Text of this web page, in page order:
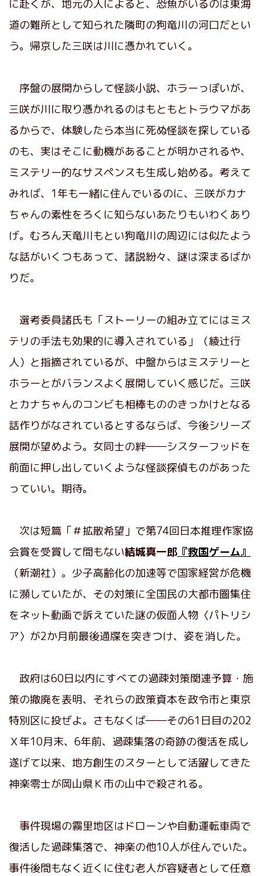
に赴くが、地元の人によると、恐魚がいるのは東海
道の難所として知られた隣町の狗竜川の河口だとい
う。帰京した三咲は川に憑かれていく。
序盤の展開からして怪談小説、ホラーっぽいが、
三咲が川に取り憑かれるのはもともとトラウマがあ
るからで、体験したら本当に死ぬ怪談を探している
のも、実はそこに動機があることが明かされるや、
ミステリー的なサスペンスも生成し始める。考えて
みれば、1年も一緒に住んでいるのに、三咲がカナ
ちゃんの素性をろくに知らないあたりもいわくあり
げ。むろん天竜川もとい狗竜川の周辺には似たよう
な話がいくつもあって、諸説紛々、謎は深まるばか
りだ。
選考委員諸氏も「ストーリーの組み立てにはミス
テリの手法も効果的に導入されている」（綾辻行
人）と指摘されているが、中盤からはミステリーと
ホラーとがバランスよく展開していく感じだ。三咲
とカナちゃんのコンビも相棒もののきっかけとなる
話作りがなされているとするならば、今後シリーズ
展開が望めよう。女同士の絆――シスターフッドを
前面に押し出していくような怪談探偵ものがあった
っていい。期待。
次は短篇「＃拡散希望」で第74回日本推理作家協
会賞を受賞して間もない結城真一郎 『救国ゲーム』
（新潮社）。少子高齢化の加速等で国家経営が危機
に瀕していたが、その対策に全国民の大都市圏集住
をネット動画で訴えていた謎の仮面人物〈パトリシ
ア〉が2か月前最後通牒を突きつけ、姿を消した。
政府は60日以内にすべての過疎対策関連予算・施
策の撤廃を表明、それらの政策資本を政令市と東京
特別区に投ぜよ。さもなくば――その61日目の202
Ｘ年10月末、6年前、過疎集落の奇跡の復活を成し
遂げて以来、地方創生のスターとして活躍してきた
神楽零士が岡山県Ｋ市の山中で殺される。
事件現場の霧里地区はドローンや自動運転車両で
復活した過疎集落で、神楽の他10人が住んでいた。
事件後間もなく近くに住む老人が容疑者として任意